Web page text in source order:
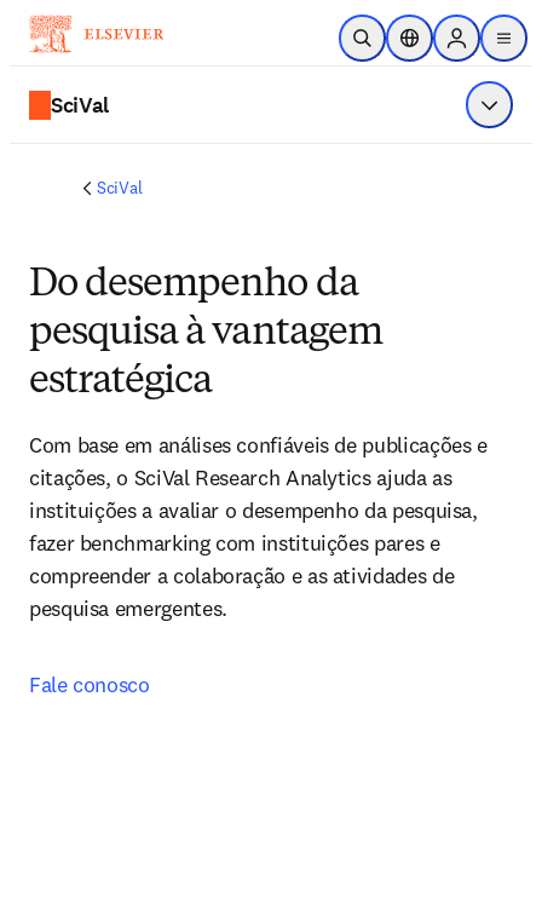
Ir para o conteúdo principal
Pesquisa aberta
Seletor deSign in to
menu
SciVal Exibir
SciVal
Do desempenho da
pesquisa à vantagem
estratégica
Com base em análises confiáveis de publicações e
citações, o SciVal Research Analytics ajuda as
instituições a avaliar o desempenho da pesquisa,
fazer benchmarking com instituições pares e
compreender a colaboração e as atividades de
pesquisa emergentes.
Fale conosco